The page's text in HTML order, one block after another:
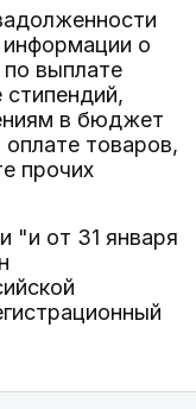
о
выплате
в бюджет
товаров,
прочих
"и от 31 января